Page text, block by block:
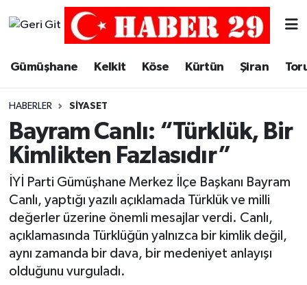
Gümüşhane Kelkit Köse Kürtün Şiran
HABERLER SIYASET
Bayram Canlı: “Türklük, Bir
Kimlikten Fazlasıdır”
İYİ Parti Gümüşhane Merkez İlçe Başkanı Bayram
Canlı, yaptığı yazılı açıklamada Türklük ve milli
değerler üzerine önemli mesajlar verdi. Canlı,
açıklamasında Türklüğün yalnızca bir kimlik değil,
aynı zamanda bir dava, bir medeniyet anlayışı
olduğunu vurguladı.
Merkez Trafik Yoğunluk Haritası
Süper Lig Puan Durumu ve Fikstür
Tüm Manşetler
Son Dakika Haberleri